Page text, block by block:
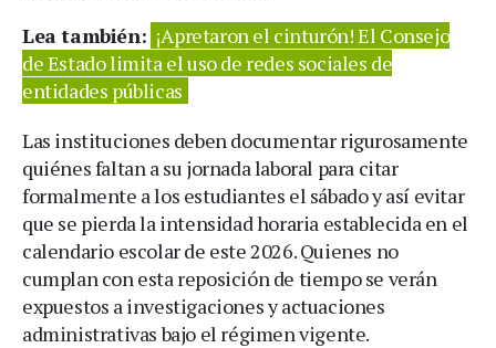
Lea también: ¡Apretaron el cinturón! El Consejo
de Estado limita el uso de redes sociales de
entidades públicas
Las instituciones deben documentar rigurosamente
quiénes faltan a su jornada laboral para citar
formalmente a los estudiantes el sábado y así evitar
que se pierda la intensidad horaria establecida en el
calendario escolar de este 2026. Quienes no
cumplan con esta reposición de tiempo se verán
expuestos a investigaciones y actuaciones
administrativas bajo el régimen vigente.